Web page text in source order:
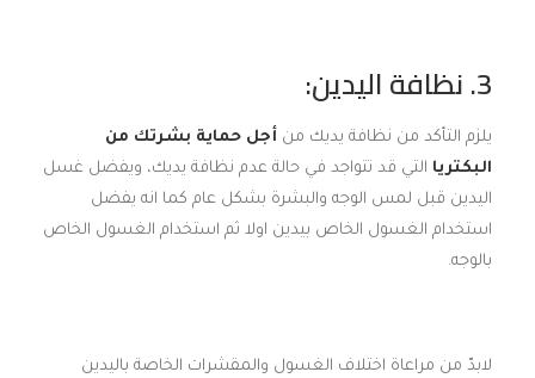
3. نظافة اليدين:
يلزم التأكد من نظافة يديك من أجل حماية بشرتك من
البكتريا التي قد تتواجد في حالة عدم نظافة يديك، ويفضل غسل
اليدين قبل لمس الوجه والبشرة بشكل عام كما انه يفضل
استخدام الغسول الخاص بيدين اولا ثم استخدام الغسول الخاص
بالوجه.
لابدّ من مراعاة اختلاف الغسول والمقشرات الخاصة باليدين